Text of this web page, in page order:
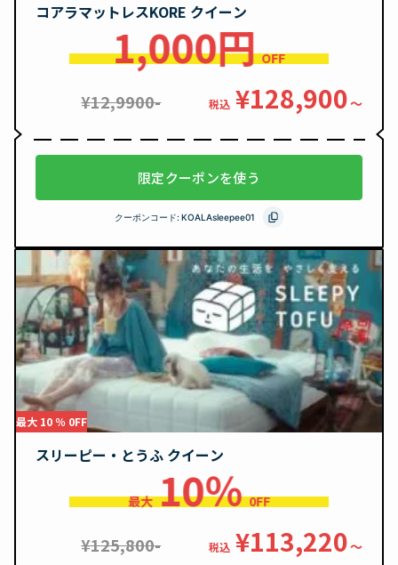
コアラマットレスKORE クイーン
1,000円 OFF
¥12,9900- 税込 ¥128,900〜
限定クーポンを使う
クーポンコード: KOALAsleepee01
最大 10 ％ 0FF
スリーピー・とうふ クイーン
最大 10％ 0FF
¥125,800- 税込 ¥113,220〜